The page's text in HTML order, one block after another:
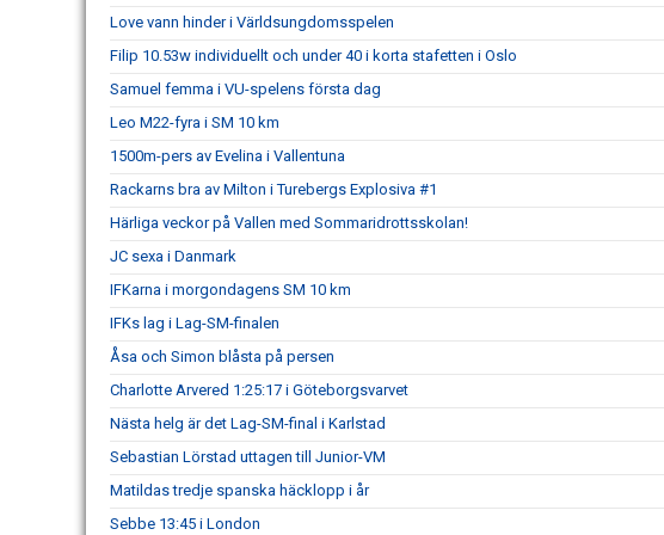
Love vann hinder i Världsungdomsspelen
Filip 10.53w individuellt och under 40 i korta stafetten i Oslo
Samuel femma i VU-spelens första dag
Leo M22-fyra i SM 10 km
1500m-pers av Evelina i Vallentuna
Rackarns bra av Milton i Turebergs Explosiva #1
Härliga veckor på Vallen med Sommaridrottsskolan!
JC sexa i Danmark
IFKarna i morgondagens SM 10 km
IFKs lag i Lag-SM-finalen
Åsa och Simon blåsta på persen
Charlotte Arvered 1:25:17 i Göteborgsvarvet
Nästa helg är det Lag-SM-final i Karlstad
Sebastian Lörstad uttagen till Junior-VM
Matildas tredje spanska häcklopp i år
Sebbe 13:45 i London